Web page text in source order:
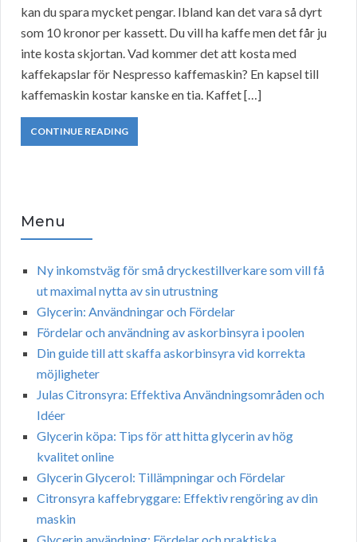
kan du spara mycket pengar. Ibland kan det vara så dyrt
som 10 kronor per kassett. Du vill ha kaffe men det får ju
inte kosta skjortan. Vad kommer det att kosta med
kaffekapslar för Nespresso kaffemaskin? En kapsel till
kaffemaskin kostar kanske en tia. Kaffet […]
CONTINUE READING
Menu
Ny inkomstväg för små dryckestillverkare som vill få
ut maximal nytta av sin utrustning
Glycerin: Användningar och Fördelar
Fördelar och användning av askorbinsyra i poolen
Din guide till att skaffa askorbinsyra vid korrekta
möjligheter
Julas Citronsyra: Effektiva Användningsområden och
Idéer
Glycerin köpa: Tips för att hitta glycerin av hög
kvalitet online
Glycerin Glycerol: Tillämpningar och Fördelar
Citronsyra kaffebryggare: Effektiv rengöring av din
maskin